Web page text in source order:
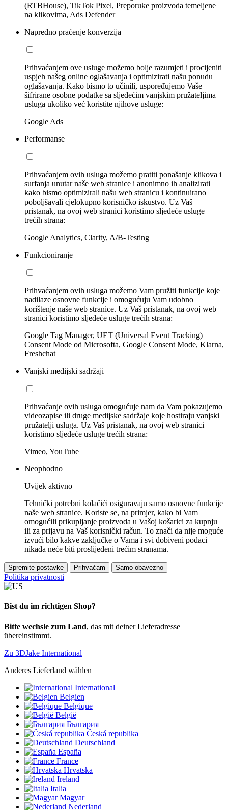
(RTBHouse), TikTok Pixel, Preporuke proizvoda temeljene
na klikovima, Ads Defender
Napredno praćenje konverzija
Prihvaćanjem ove usluge možemo bolje razumjeti i procijeniti
uspjeh našeg online oglašavanja i optimizirati našu ponudu
oglašavanja. Kako bismo to učinili, uspoređujemo Vaše
šifrirane osobne podatke sa sljedećim vanjskim pružateljima
usluga ukoliko već koristite njihove usluge:
Google Ads
Performanse
Prihvaćanjem ovih usluga možemo pratiti ponašanje klikova i
surfanja unutar naše web stranice i anonimno ih analizirati
kako bismo optimizirali našu web stranicu i kontinuirano
poboljšavali cjelokupno korisničko iskustvo. Uz Vaš
pristanak, na ovoj web stranici koristimo sljedeće usluge
trećih strana:
Google Analytics, Clarity, A/B-Testing
Funkcioniranje
Prihvaćanjem ovih usluga možemo Vam pružiti funkcije koje
nadilaze osnovne funkcije i omogućuju Vam udobno
korištenje naše web stranice. Uz Vaš pristanak, na ovoj web
stranici koristimo sljedeće usluge trećih strana:
Google Tag Manager, UET (Universal Event Tracking)
Consent Mode od Microsofta, Google Consent Mode, Klarna,
Freshchat
Vanjski medijski sadržaji
Prihvaćanje ovih usluga omogućuje nam da Vam pokazujemo
videozapise ili druge medijske sadržaje koje hostiraju vanjski
pružatelji usluga. Uz Vaš pristanak, na ovoj web stranici
koristimo sljedeće usluge trećih strana:
Vimeo, YouTube
Neophodno
Uvijek aktivno
Tehnički potrebni kolačići osiguravaju samo osnovne funkcije
naše web stranice. Koriste se, na primjer, kako bi Vam
omogućili prikupljanje proizvoda u Vašoj košarici za kupnju
ili za prijavu na Vaš korisnički račun. To znači da nije moguće
izvući bilo kakve zaključke o Vama i svi dobiveni podaci
nikada neće biti proslijeđeni trećim stranama.
Spremite postavke Prihvaćam Samo obavezno
Politika privatnosti
Bist du im richtigen Shop?
Bitte wechsle zum Land, das mit deiner Lieferadresse
übereinstimmt.
Zu 3DJake International
Anderes Lieferland wählen
International
Belgien
Belgique
België
България
Česká republika
Deutschland
España
France
Hrvatska
Ireland
Italia
Magyar
Nederland